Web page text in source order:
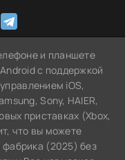
и планшете
с поддержкой
iOS,
Sony, HAIER,
приставках (Xbox,
что вы можете
(2025) без